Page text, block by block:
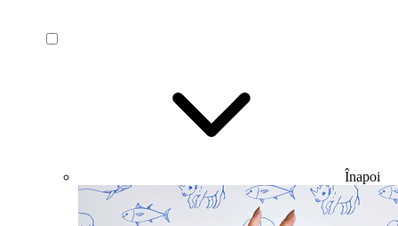
Înapoi